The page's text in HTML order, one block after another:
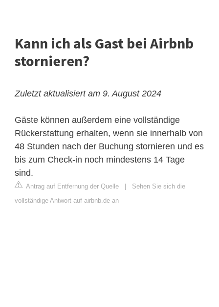
Kann ich als Gast bei Airbnb
stornieren?
Zuletzt aktualisiert am 9. August 2024
Gäste können außerdem eine vollständige
Rückerstattung erhalten, wenn sie innerhalb von
48 Stunden nach der Buchung stornieren und es
bis zum Check-in noch mindestens 14 Tage
sind.
Antrag auf Entfernung der Quelle
Sehen Sie sich die
vollständige Antwort auf airbnb.de an